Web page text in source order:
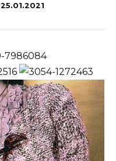
25.01.2021